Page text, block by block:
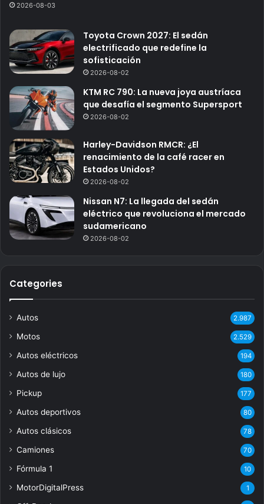
2026-08-03
Toyota Crown 2027: El sedán
electrificado que redefine la
sofisticación
2026-08-02
KTM RC 790: La nueva joya austríaca
que desafía el segmento Supersport
2026-08-02
Harley-Davidson RMCR: ¿El
renacimiento de la café racer en
Estados Unidos?
2026-08-02
Nissan N7: La llegada del sedán
eléctrico que revoluciona el mercado
sudamericano
2026-08-02
Categories
Autos 2.987
Motos 2.529
Autos eléctricos 194
Autos de lujo 180
Pickup 177
Autos deportivos 80
Autos clásicos 78
Camiones 70
Fórmula 1 10
MotorDigitalPress 1